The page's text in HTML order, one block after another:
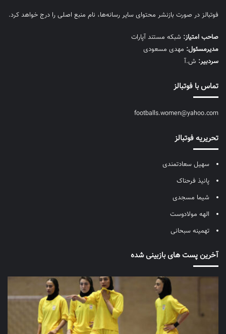
فوتبالز در صورت بازنشر محتوای سایر رسانه‌ها، نام منبع اصلی را درج خواهد کرد.
صاحب امتیاز: شبکه مستند آپارات
مديرمسئول: مهدی مسعودی
سردبیر: ش.آ
تماس با فوتبالز
footballs.women@yahoo.com
تحریریه فوتبالز
سهیل سعادتمندی
پانیذ فرحناک
شیما مسجدی
الهه مولادوست
تهمینه سبحانی
آخرین پست های بازبینی شده